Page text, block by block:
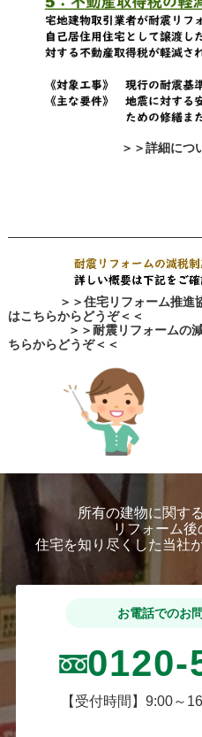
＞＞詳細につ
＞＞住宅リフォーム推進
はこちらからどうぞ＜＜
＞＞耐震リフォームの
ちらからどうぞ＜＜
所有の建物に関す
リフォーム
住宅を知り尽くした当社
お電話でのお
0120-
【受付時間】9:00～